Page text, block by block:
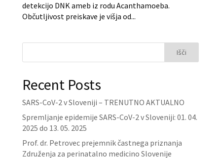
detekcijo DNK ameb iz rodu Acanthamoeba.
Občutljivost preiskave je višja od...
Išči
Recent Posts
SARS-CoV-2 v Sloveniji – TRENUTNO AKTUALNO
Spremljanje epidemije SARS-CoV-2 v Sloveniji: 01. 04.
2025 do 13. 05. 2025
Prof. dr. Petrovec prejemnik častnega priznanja
Združenja za perinatalno medicino Slovenije